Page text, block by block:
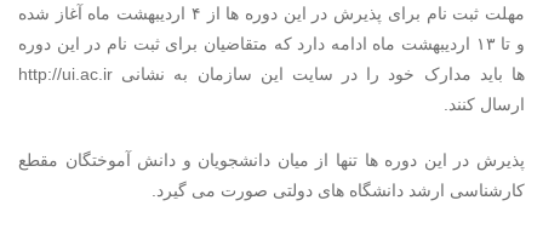
مهلت ثبت نام برای پذیرش در این دوره ها از ۴ اردیبهشت ماه آغاز شده
و تا ۱۳ اردیبهشت ماه ادامه دارد که متقاضیان برای ثبت نام در این دوره
ها باید مدارک خود را در سایت این سازمان به نشانی http://ui.ac.ir
ارسال کنند.
پذیرش در این دوره ها تنها از میان دانشجویان و دانش آموختگان مقطع
کارشناسی ارشد دانشگاه های دولتی صورت می گیرد.